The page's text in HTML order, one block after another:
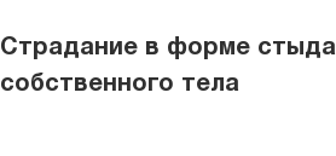
Страдание в форме стыда
собственного тела